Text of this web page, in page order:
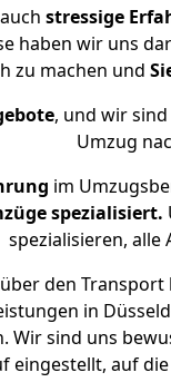
stressige
haben wir uns
zu machen und
, und wir
Umzug
im
spezialisiert.
spezialisieren, alle
den
in
Wir sind uns
eingestellt, auf